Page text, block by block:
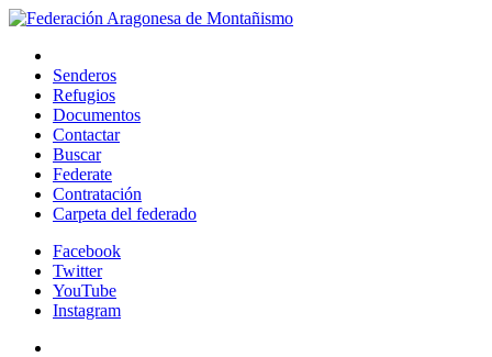
Senderos
Refugios
Documentos
Contactar
Buscar
Federate
Contratación
Carpeta del federado
Facebook
Twitter
YouTube
Instagram